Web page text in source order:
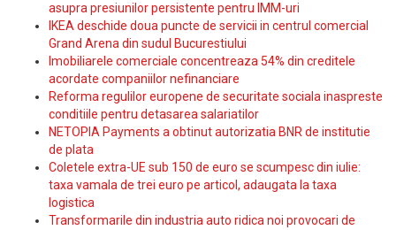
asupra presiunilor persistente pentru IMM-uri
IKEA deschide doua puncte de servicii in centrul comercial
Grand Arena din sudul Bucurestiului
Imobiliarele comerciale concentreaza 54% din creditele
acordate companiilor nefinanciare
Reforma regulilor europene de securitate sociala inaspreste
conditiile pentru detasarea salariatilor
NETOPIA Payments a obtinut autorizatia BNR de institutie
de plata
Coletele extra-UE sub 150 de euro se scumpesc din iulie:
taxa vamala de trei euro pe articol, adaugata la taxa
logistica
Transformarile din industria auto ridica noi provocari de